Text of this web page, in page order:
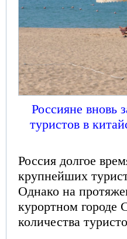
Россияне вновь
туристов в
Россия долгое
крупнейших
Однако на
курортном городе
количества